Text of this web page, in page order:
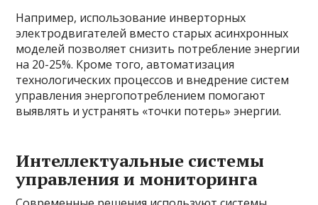
Например, использование инверторных
электродвигателей вместо старых асинхронных
моделей позволяет снизить потребление энергии
на 20-25%. Кроме того, автоматизация
технологических процессов и внедрение систем
управления энергопотреблением помогают
выявлять и устранять «точки потерь» энергии.
Интеллектуальные системы
управления и мониторинга